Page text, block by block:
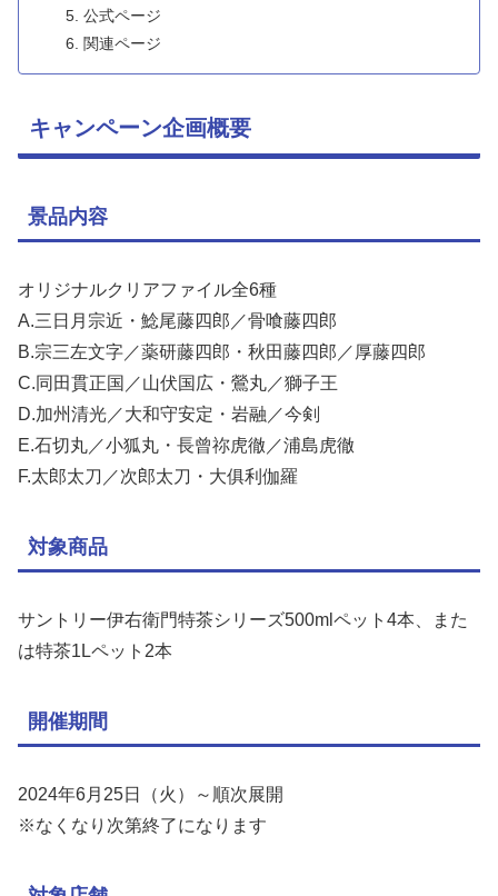
公式ページ
関連ページ
キャンペーン企画概要
景品内容
オリジナルクリアファイル全6種
A.三日月宗近・鯰尾藤四郎／骨喰藤四郎
B.宗三左文字／薬研藤四郎・秋田藤四郎／厚藤四郎
C.同田貫正国／山伏国広・鶯丸／獅子王
D.加州清光／大和守安定・岩融／今剣
E.石切丸／小狐丸・長曾祢虎徹／浦島虎徹
F.太郎太刀／次郎太刀・大俱利伽羅
対象商品
サントリー伊右衛門特茶シリーズ500mlペット4本、また
は特茶1Lペット2本
開催期間
2024年6月25日（火）～順次展開
※なくなり次第終了になります